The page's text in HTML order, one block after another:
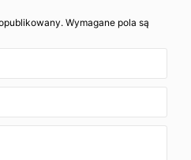
Wymagane pola są